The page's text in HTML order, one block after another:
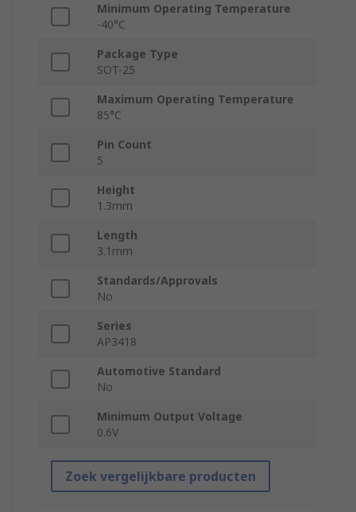
Minimum Operating Temperature
-40°C
Package Type
SOT-25
Maximum Operating Temperature
85°C
Pin Count
5
Height
1.3mm
Length
3.1mm
Standards/Approvals
No
Series
AP3418
Automotive Standard
No
Minimum Output Voltage
0.6V
Zoek vergelijkbare producten